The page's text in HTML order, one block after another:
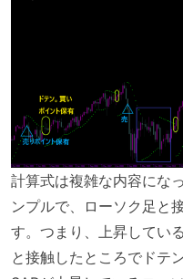
計算式は複雑な内容にな
ンプルで、ローソク足と
す。つまり、上昇してい
と接触したところでドテ